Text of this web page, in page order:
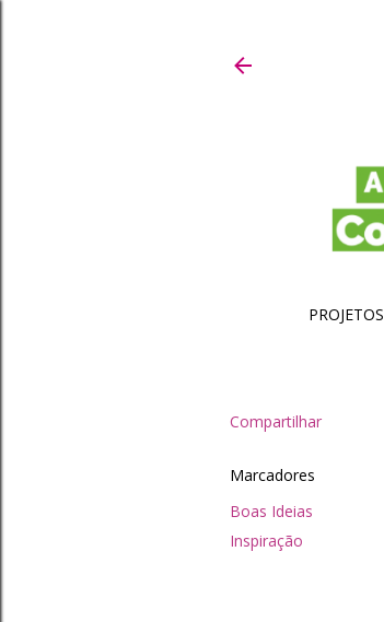
PROJETOS
Compartilhar
Marcadores
Boas Ideias
Inspiração